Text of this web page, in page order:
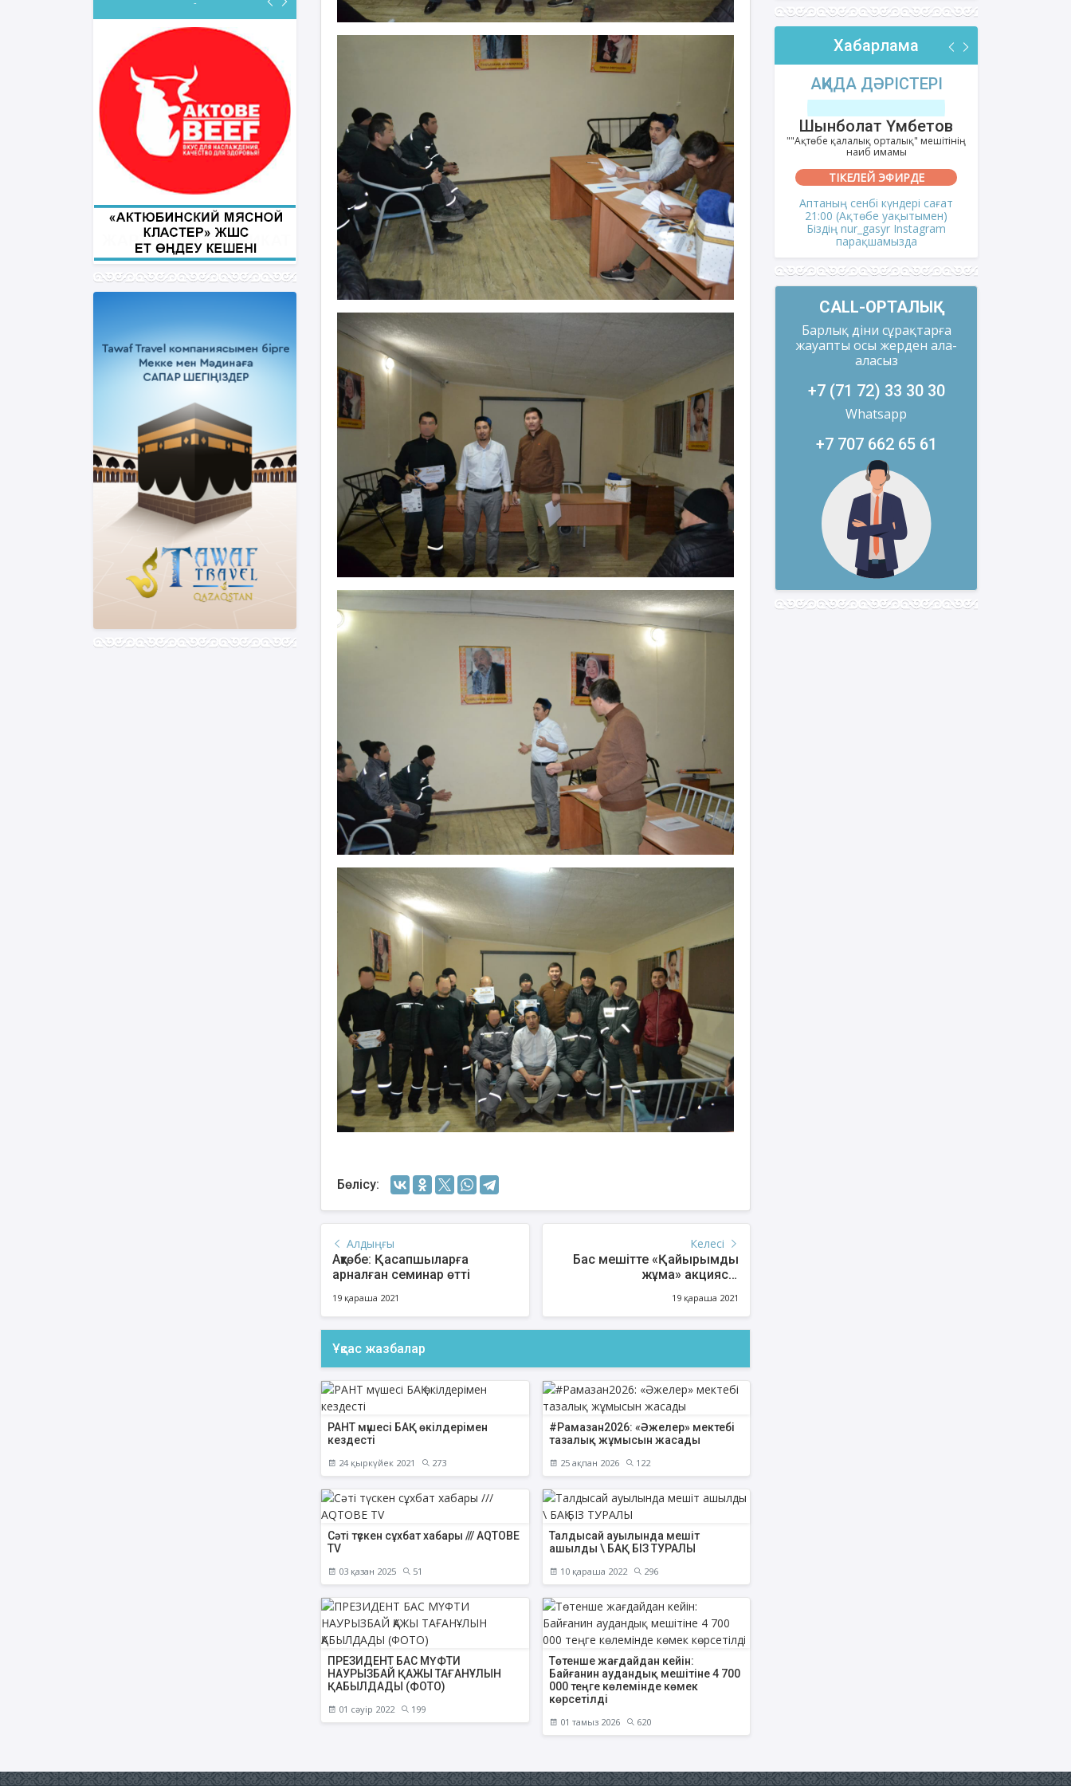
Бөлісу:
Алдыңғы
Ақтөбе: Қасапшыларға
арналған семинар өтті
19 қараша 2021
Келесі
Бас мешітте «Қайырымды
жұма» акциясы
19 қараша 2021
Ұқсас жазбалар
РАНТ мүшесі БАҚ өкілдерімен
кездесті
24 қыркүйек 2021 273
#Рамазан2026: «Әжелер» мектебі
тазалық жұмысын жасады
25 ақпан 2026 122
Сәті түскен сұхбат хабары /// AQTOBE
TV
03 қазан 2025 51
Талдысай ауылында мешіт
ашылды \ БАҚ БІЗ ТУРАЛЫ
10 қараша 2022 296
ПРЕЗИДЕНТ БАС МҮФТИ
НАУРЫЗБАЙ ҚАЖЫ ТАҒАНҰЛЫН
ҚАБЫЛДАДЫ (ФОТО)
01 сәуір 2022 199
Төтенше жағдайдан кейін:
Байғанин аудандық мешітіне 4 700
000 теңге көлемінде көмек
көрсетілді
01 тамыз 2026 620
Хабарлама
ФИҚҺ ДӘРІСТЕРІ
Нұрбол Смағұлов
""Нұр Ғасыр" облыстық мешітінің
наиб имамы
ТІКЕЛЕЙ ЭФИРДЕ
Аптаның сәрсенбі күндері сағат
21:00 (Ақтөбе уақытымен)
Біздің nur_gasyr Instagram
парақшамызда
Шынболат Үмбетов
""Ақтөбе қалалық орталық" мешітінің
наиб имамы
ТІКЕЛЕЙ ЭФИРДЕ
Аптаның сенбі күндері сағат
21:00 (Ақтөбе уақытымен)
Біздің nur_gasyr Instagram
парақшамызда
Нұрбол Смағұлов
""Нұр Ғасыр" облыстық мешітінің
наиб имамы
ТІКЕЛЕЙ ЭФИРДЕ
Аптаның сәрсенбі күндері сағат
21:00 (Ақтөбе уақытымен)
Біздің nur_gasyr Instagram
парақшамызда
АҚИДА ДӘРІСТЕРІ
Шынболат Үмбетов
""Ақтөбе қалалық орталық" мешітінің
наиб имамы
ТІКЕЛЕЙ ЭФИРДЕ
Аптаның сенбі күндері сағат
21:00 (Ақтөбе уақытымен)
Біздің nur_gasyr Instagram
парақшамызда
CALL-ОРТАЛЫҚ
Барлық діни сұрақтарға
жауапты осы жерден ала-
аласыз
+7 (71 72) 33 30 30
Whatsapp
+7 707 662 65 61